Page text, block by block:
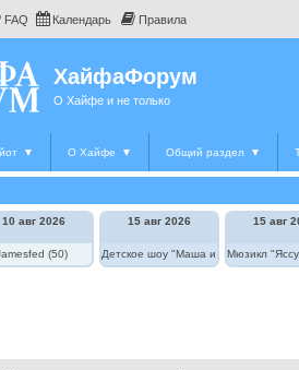
FAQ Календарь Правила
ХайфаФорум
О Хайфе и не только
▼ О Хайфе ▼ Общий раздел ▼
10 авг 2026
(50)
15 авг 2026
Детское шоу "Маша и Медведь в
15 авг
Мюзикл